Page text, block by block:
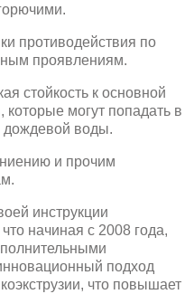
противодействия по
проявлениям.
стойкость к основной
которые могут попадать в
воды.
и прочим
инструкции
начиная с 2008 года,
подход
что повышает